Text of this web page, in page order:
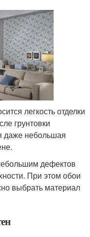
легкость отделки
грунтовки
даже небольшая
дефектов
При этом обои
выбрать материал